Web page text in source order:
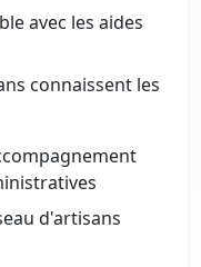
avec les aides
connaissent les
d'artisans